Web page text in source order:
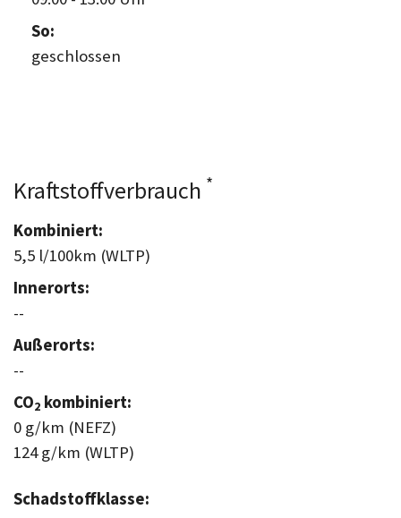
So:
geschlossen
Kraftstoffverbrauch *
Kombiniert:
5,5 l/100km (WLTP)
Innerorts:
--
Außerorts:
--
CO2 kombiniert:
0 g/km (NEFZ)
124 g/km (WLTP)
Schadstoffklasse: